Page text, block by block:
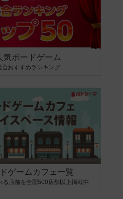
気ボードゲーム
合おすすめランキング
ゲームカフェ一覧
る店舗を全国500店舗以上掲載中